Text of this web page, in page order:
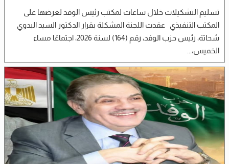
تسليم التشكيلات خلال ساعات لمكتب رئيس الوفد لعرضها على
المكتب التنفيذي عقدت اللجنة المشكلة بقرار الدكتور السيد البدوي
شحاتة، رئيس حزب الوفد، رقم (164) لسنة 2026، اجتماعًا مساء
الخميس،...